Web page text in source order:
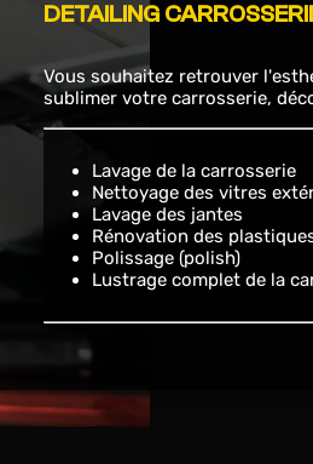
DETAILING
Vous souhaitez retrouver
sublimer votre carrosserie,
Lavage de la carrosserie
Nettoyage des vitres
Lavage des jantes
Rénovation des
Polissage (polish)
Lustrage complet de la